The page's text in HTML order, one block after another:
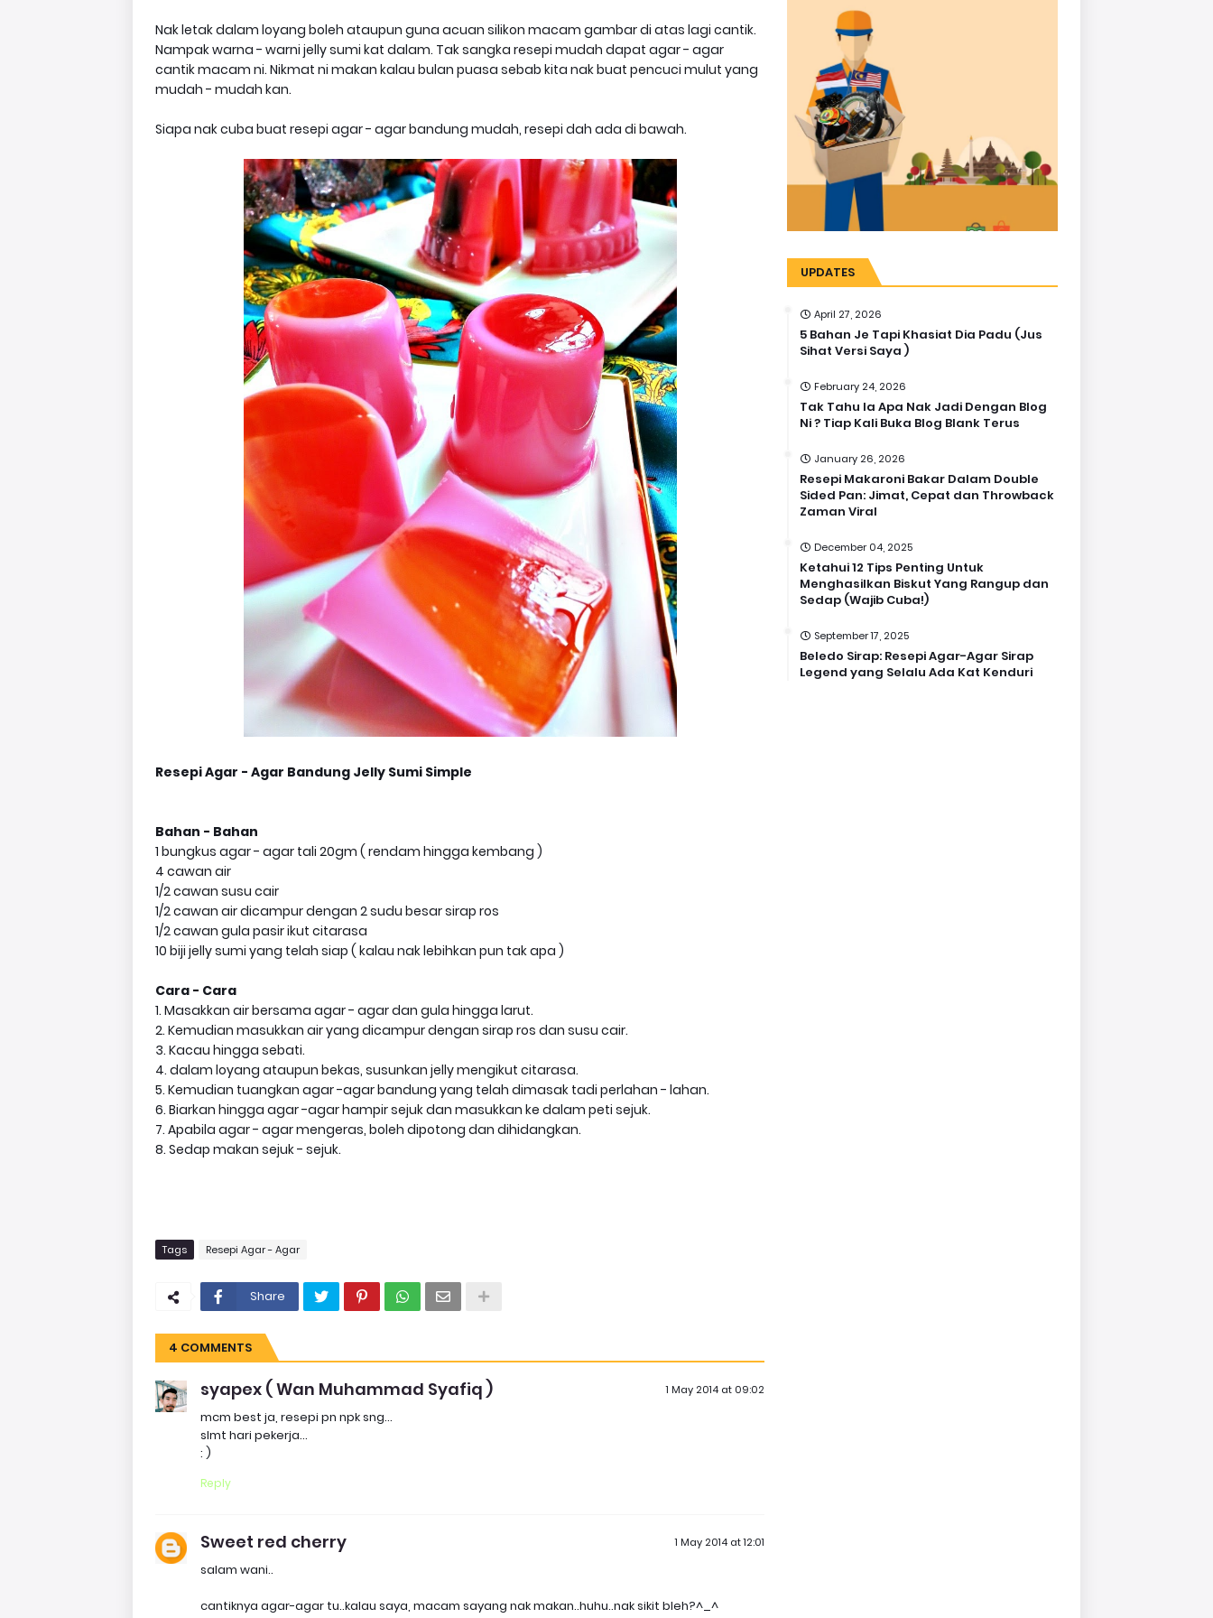
Nak letak dalam loyang boleh ataupun guna acuan silikon macam gambar di atas lagi cantik.
Nampak warna - warni jelly sumi kat dalam. Tak sangka resepi mudah dapat agar - agar
cantik macam ni. Nikmat ni makan kalau bulan puasa sebab kita nak buat pencuci mulut yang
mudah - mudah kan.
Siapa nak cuba buat resepi agar - agar bandung mudah, resepi dah ada di bawah.
Resepi Agar - Agar Bandung Jelly Sumi Simple
Bahan - Bahan
1 bungkus agar - agar tali 20gm ( rendam hingga kembang )
4 cawan air
1/2 cawan susu cair
1/2 cawan air dicampur dengan 2 sudu besar sirap ros
1/2 cawan gula pasir ikut citarasa
10 biji jelly sumi yang telah siap ( kalau nak lebihkan pun tak apa )
Cara - Cara
1. Masakkan air bersama agar - agar dan gula hingga larut.
2. Kemudian masukkan air yang dicampur dengan sirap ros dan susu cair.
3. Kacau hingga sebati.
4. dalam loyang ataupun bekas, susunkan jelly mengikut citarasa.
5. Kemudian tuangkan agar -agar bandung yang telah dimasak tadi perlahan - lahan.
6. Biarkan hingga agar -agar hampir sejuk dan masukkan ke dalam peti sejuk.
7. Apabila agar - agar mengeras, boleh dipotong dan dihidangkan.
8. Sedap makan sejuk - sejuk.
Tags Resepi Agar - Agar
Share
4 COMMENTS
syapex ( Wan Muhammad Syafiq ) 1 May 2014 at 09:02
mcm best ja, resepi pn npk sng...
slmt hari pekerja...
: )
Reply
Sweet red cherry 1 May 2014 at 12:01
salam wani..
cantiknya agar-agar tu..kalau saya, macam sayang nak makan..huhu..nak sikit bleh?^_^
UPDATES
April 27, 2026
5 Bahan Je Tapi Khasiat Dia Padu (Jus
Sihat Versi Saya )
February 24, 2026
Tak Tahu la Apa Nak Jadi Dengan Blog
Ni ? Tiap Kali Buka Blog Blank Terus
January 26, 2026
Resepi Makaroni Bakar Dalam Double
Sided Pan: Jimat, Cepat dan Throwback
Zaman Viral
December 04, 2025
Ketahui 12 Tips Penting Untuk
Menghasilkan Biskut Yang Rangup dan
Sedap (Wajib Cuba!)
September 17, 2025
Beledo Sirap: Resepi Agar-Agar Sirap
Legend yang Selalu Ada Kat Kenduri